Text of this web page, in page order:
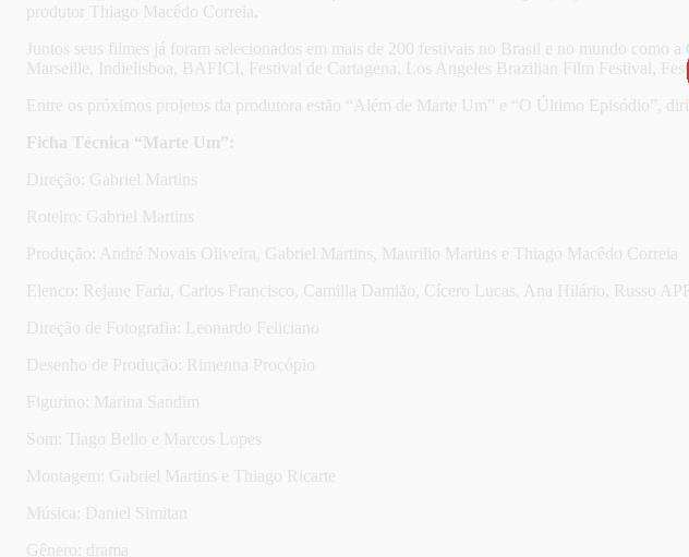
produtor Thiago Macêdo Correia.
Juntos seus filmes já foram selecionados em mais de 200 festivais no Brasil e no mundo
Marseille, Indielisboa, BAFICI, Festival de Cartagena, Los Angeles Brazilian Film Festival,
Entre os próximos projetos da produtora estão “Além de Marte Um” e “O Último
Ficha Técnica “Marte Um”:
Direção: Gabriel Martins
Roteiro: Gabriel Martins
Produção: André Novais Oliveira, Gabriel Martins, Maurilio Martins e Thiago Macêdo Correia
Elenco: Rejane Faria, Carlos Francisco, Camilla Damião, Cícero Lucas, Ana Hilário, Russo
Direção de Fotografia: Leonardo Feliciano
Desenho de Produção: Rimenna Procópio
Figurino: Marina Sandim
Som: Tiago Bello e Marcos Lopes
Montagem: Gabriel Martins e Thiago Ricarte
Música: Daniel Simitan
Gênero: drama